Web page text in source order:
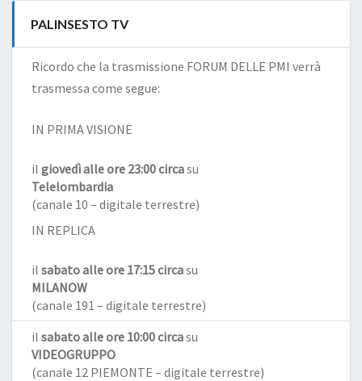
PALINSESTO TV
Ricordo che la trasmissione FORUM DELLE PMI verrà
trasmessa come segue:
IN PRIMA VISIONE
il giovedì alle ore 23:00 circasu
Telelombardia
(canale 10 – digitale terrestre)
IN REPLICA
il sabato alle ore 17:15 circasu
MILANOW
(canale 191 – digitale terrestre)
il sabato alle ore 10:00 circasu
VIDEOGRUPPO
(canale 12 PIEMONTE – digitale terrestre)